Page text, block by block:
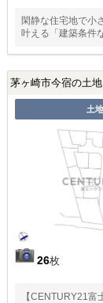
閑静な住宅地で小
叶える「建築条件
茅ヶ崎市今宿の土地
土
26枚
【CENTURY21